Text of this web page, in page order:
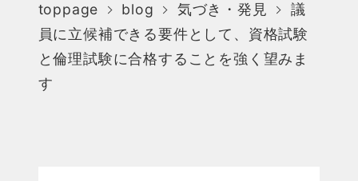
toppage blog 気づき・発見
議
員に立候補できる要件として、資格試験
と倫理試験に合格することを強く望みま
す